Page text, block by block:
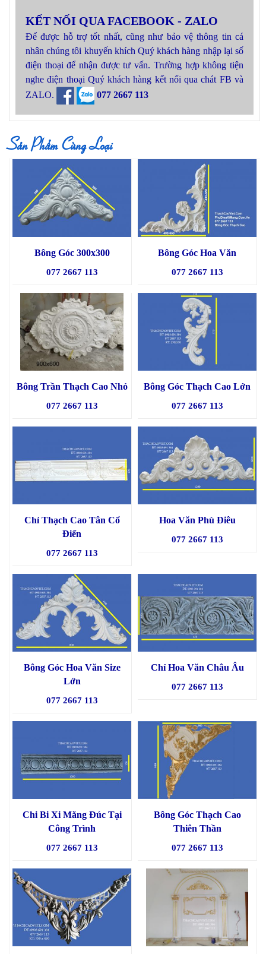
KẾT NỐI QUA FACEBOOK - ZALO
Để được hỗ trợ tốt nhất, cũng như bảo vệ thông tin cá
nhân chúng tôi khuyến khích Quý khách hàng nhập lại số
điện thoại để nhận được tư vấn. Trường hợp không tiện
nghe điện thoại Quý khách hàng kết nối qua chát FB và
ZALO.
077 2667 113
Sản Phẩm Cùng Loại
Bông Góc 300x300
077 2667 113
Bông Góc Hoa Văn
077 2667 113
Bông Trần Thạch Cao Nhỏ
077 2667 113
Bông Góc Thạch Cao Lớn
077 2667 113
Chỉ Thạch Cao Tân Cổ
Điển
077 2667 113
Hoa Văn Phù Điêu
077 2667 113
Bông Góc Hoa Văn Size
Lớn
077 2667 113
Chỉ Hoa Văn Châu Âu
077 2667 113
Chi Bi Xi Măng Đúc Tại
Công Trình
077 2667 113
Bông Góc Thạch Cao
Thiên Thần
077 2667 113